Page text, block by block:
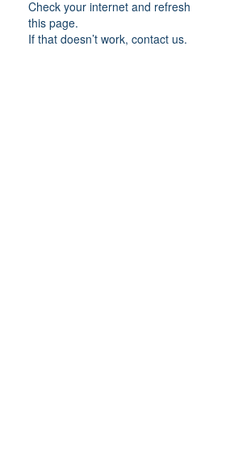
Check your internet and refresh
this page.
If that doesn’t work, contact us.